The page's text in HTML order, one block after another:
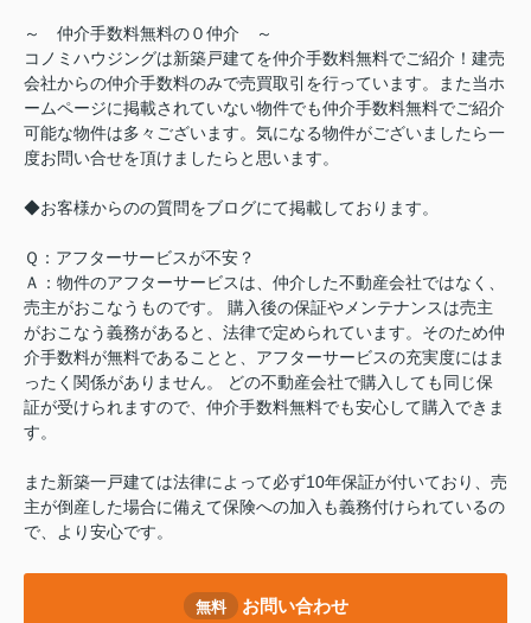
～ 仲介手数料無料の０仲介 ～
コノミハウジングは新築戸建てを仲介手数料無料でご紹介！建売
会社からの仲介手数料のみで売買取引を行っています。また当ホ
ームページに掲載されていない物件でも仲介手数料無料でご紹介
可能な物件は多々ございます。気になる物件がございましたら一
度お問い合せを頂けましたらと思います。
◆お客様からのの質問をブログにて掲載しております。
Ｑ：アフターサービスが不安？
Ａ：物件のアフターサービスは、仲介した不動産会社ではなく、
売主がおこなうものです。 購入後の保証やメンテナンスは売主
がおこなう義務があると、法律で定められています。そのため仲
介手数料が無料であることと、アフターサービスの充実度にはま
ったく関係がありません。 どの不動産会社で購入しても同じ保
証が受けられますので、仲介手数料無料でも安心して購入できま
す。
また新築一戸建ては法律によって必ず10年保証が付いており、売
主が倒産した場合に備えて保険への加入も義務付けられているの
で、より安心です。
無料 お問い合わせ